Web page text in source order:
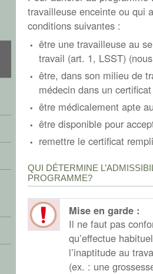
travailleuse enceinte ou qui
conditions suivantes :
être une travailleuse au
travail (art. 1, LSST)
être, dans son milieu de
médecin dans un
être médicalement apte
être disponible pour
remettre le certificat
QUI DÉTERMINE
PROGRAMME?
Mise en garde :
Il ne faut pas
qu’effectue
l’inaptitude au
(ex. : une